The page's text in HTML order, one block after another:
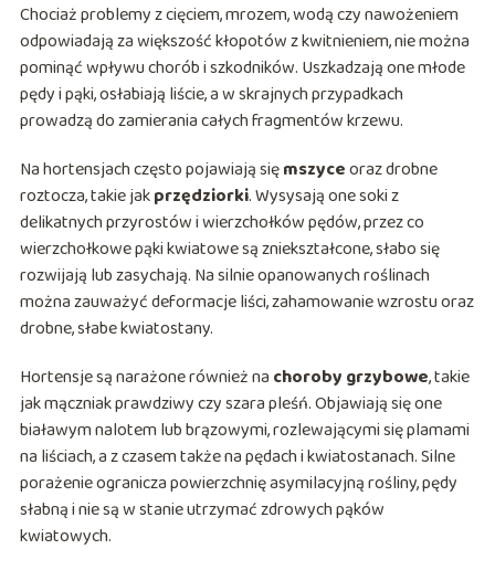
Chociaż problemy z cięciem, mrozem, wodą czy nawożeniem
odpowiadają za większość kłopotów z kwitnieniem, nie można
pominąć wpływu chorób i szkodników. Uszkadzają one młode
pędy i pąki, osłabiają liście, a w skrajnych przypadkach
prowadzą do zamierania całych fragmentów krzewu.
Na hortensjach często pojawiają sięmszyceoraz drobne
roztocza, takie jakprzędziorki. Wysysają one soki z
delikatnych przyrostów i wierzchołków pędów, przez co
wierzchołkowe pąki kwiatowe są zniekształcone, słabo się
rozwijają lub zasychają. Na silnie opanowanych roślinach
można zauważyć deformacje liści, zahamowanie wzrostu oraz
drobne, słabe kwiatostany.
Hortensje są narażone również na choroby grzybowe, takie
jak mączniak prawdziwy czy szara pleśń. Objawiają się one
białawym nalotem lub brązowymi, rozlewającymi się plamami
na liściach, a z czasem także na pędach i kwiatostanach. Silne
porażenie ogranicza powierzchnię asymilacyjną rośliny, pędy
słabną i nie są w stanie utrzymać zdrowych pąków
kwiatowych.